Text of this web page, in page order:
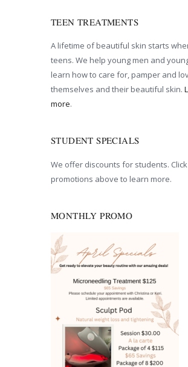
TEEN TREATMENTS
A lifetime of beautiful skin starts
teens. We help young men and
learn how to care for, pamper and
themselves and their beautiful skin.
more.
STUDENT SPECIALS
We offer discounts for students.
promotions above to learn more.
MONTHLY PROMO